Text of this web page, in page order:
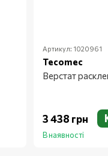
Артикул: 1020961
Tecomec
Верстат
3 438 грн
В наявності